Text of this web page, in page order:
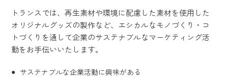
トランスでは、再生素材や環境に配慮した素材を使用した
オリジナルグッズの製作など、エシカルなモノづくり・コ
トづくりを通して企業のサステナブルなマーケティング活
動をお手伝いいたします。
サステナブルな企業活動に興味がある